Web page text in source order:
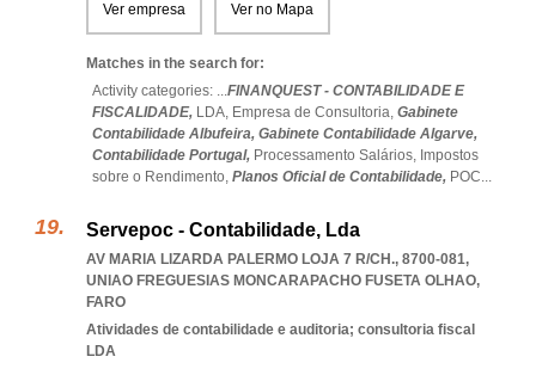
Ver empresa Ver no Mapa
Matches in the search for:
Activity categories: ...FINANQUEST - CONTABILIDADE E
FISCALIDADE, LDA, Empresa de Consultoria, Gabinete
Contabilidade Albufeira, Gabinete Contabilidade Algarve,
Contabilidade Portugal, Processamento Salários, Impostos
sobre o Rendimento, Planos Oficial de Contabilidade, POC...
Servepoc - Contabilidade, Lda
AV MARIA LIZARDA PALERMO LOJA 7 R/CH., 8700-081,
UNIAO FREGUESIAS MONCARAPACHO FUSETA OLHAO,
FARO
Atividades de contabilidade e auditoria; consultoria fiscal
LDA